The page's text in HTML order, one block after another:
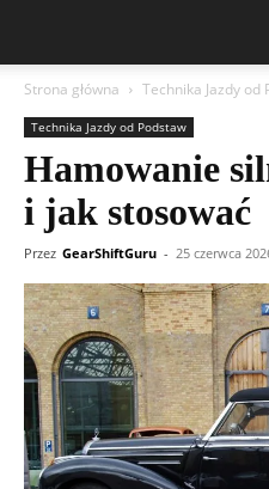
Strona główna Technika Jazdy od
Technika Jazdy od Podstaw
Hamowanie
i jak stosować
Przez GearShiftGuru - 25 czerwca